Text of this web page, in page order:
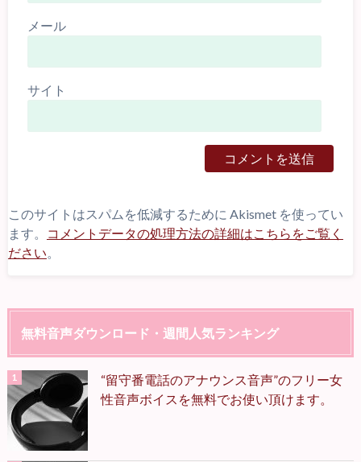
メール
サイト
このサイトはスパムを低減するために Akismet を使ってい
ます。
コメントデータの処理方法の詳細はこちらをご覧く
ださい。
無料音声ダウンロード・週間人気ランキング
“留守番電話のアナウンス音声”のフリー女
性音声ボイスを無料でお使い頂けます。